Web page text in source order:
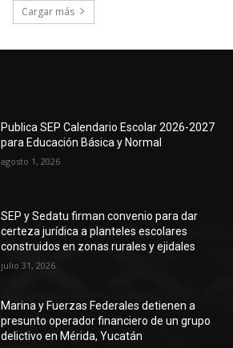
Cargar más
Publica SEP Calendario Escolar 2026-2027
para Educación Básica y Normal
agosto 1, 2026
SEP y Sedatu firman convenio para dar
certeza jurídica a planteles escolares
construidos en zonas rurales y ejidales
julio 31, 2026
Marina y Fuerzas Federales detienen a
presunto operador financiero de un grupo
delictivo en Mérida, Yucatán